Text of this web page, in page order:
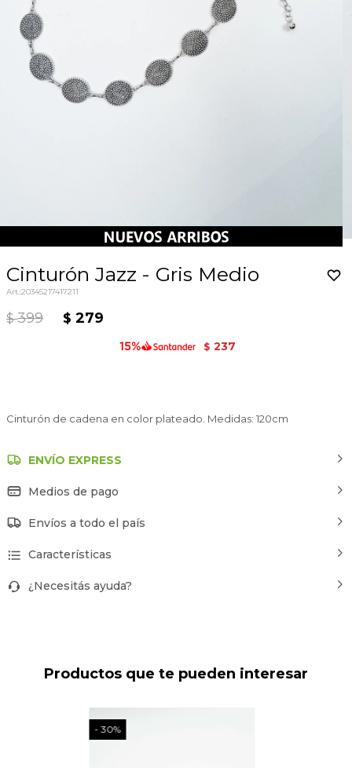
Cinturón Jazz - Gris Medio
20345217417211
$ 399 $ 279
$ 237
Cinturón de cadena en color plateado. Medidas: 120cm
ENVÍO EXPRESS
Medios de pago
Envíos a todo el país
Características
¿Necesitás ayuda?
Productos que te pueden interesar
30